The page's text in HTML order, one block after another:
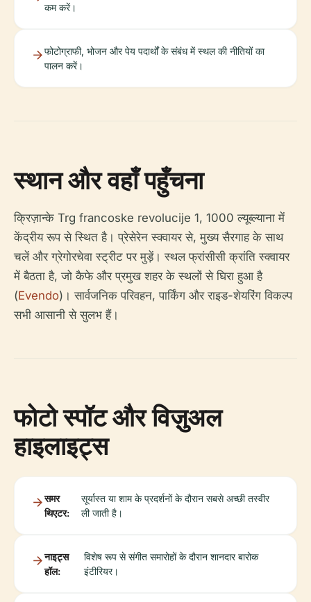
कम करें।
फोटोग्राफी, भोजन और पेय पदार्थों के संबंध में स्थल की नीतियों का
पालन करें।
स्थान और वहाँ पहुँचना
क्रिज़ान्के Trg francoske revolucije 1, 1000 ल्यूब्ल्याना में
केंद्रीय रूप से स्थित है। प्रेसेरेन स्क्वायर से, मुख्य सैरगाह के साथ
चलें और ग्रेगोरचेवा स्ट्रीट पर मुड़ें। स्थल फ्रांसीसी क्रांति स्क्वायर
में बैठता है, जो कैफे और प्रमुख शहर के स्थलों से घिरा हुआ है
(Evendo)। सार्वजनिक परिवहन, पार्किंग और राइड-शेयरिंग विकल्प
सभी आसानी से सुलभ हैं।
फोटो स्पॉट और विज़ुअल
हाइलाइट्स
समर
थिएटर:
सूर्यास्त या शाम के प्रदर्शनों के दौरान सबसे अच्छी तस्वीर
ली जाती है।
नाइट्स
हॉल:
विशेष रूप से संगीत समारोहों के दौरान शानदार बारोक
इंटीरियर।